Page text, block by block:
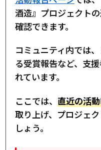
酒造』プロジェクトの
確認できます。
コミュニティ内では
る受賞報告など、支
れています。
ここでは、 直近の活
取り上げ、プロジェ
しょう。